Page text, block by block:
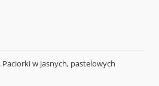
w jasnych, pastelowych